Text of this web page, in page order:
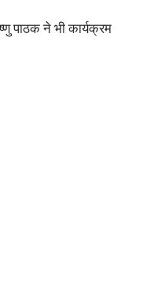
पाठक ने भी कार्यक्रम